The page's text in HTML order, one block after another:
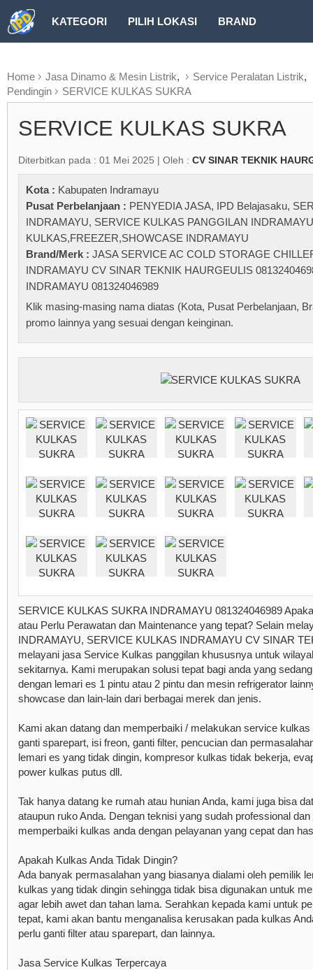
KATEGORI PILIH LOKASI BRAND
Home
Jasa Dinamo & Mesin Listrik, Service Peralatan Listrik,
Pendingin
SERVICE KULKAS SUKRA
SERVICE KULKAS SUKRA
Diterbitkan pada : 01 Mei 2025 | Oleh : CV SINAR TEKNIK
Kota : Kabupaten Indramayu
Pusat Perbelanjaan : PENYEDIA JASA, IPD Belajasaku,
INDRAMAYU, SERVICE KULKAS PANGGILAN INDRAMAYU
KULKAS,FREEZER,SHOWCASE INDRAMAYU
Brand/Merk : JASA SERVICE AC COLD STORAGE
INDRAMAYU CV SINAR TEKNIK HAURGEULIS
INDRAMAYU 081324046989
Klik masing-masing nama diatas (Kota, Pusat Perbelanjaan,
promo lainnya yang sesuai dengan keinginan.
SERVICE KULKAS SUKRA INDRAMAYU 081324046989
atau Perlu Perawatan dan Maintenance yang tepat? Selain
INDRAMAYU, SERVICE KULKAS INDRAMAYU CV SINAR
melayani jasa Service Kulkas panggilan khususnya untuk
sekitarnya. Kami merupakan solusi tepat bagi anda yang
dengan lemari es 1 pintu atau 2 pintu dan mesin refrigerator
showcase dan lain-lain dari berbagai merek dan jenis.
Kami akan datang dan memperbaiki / melakukan service
ganti sparepart, isi freon, ganti filter, pencucian dan
lemari es yang tidak dingin, kompresor kulkas tidak bekerja,
power kulkas putus dll.
Tak hanya datang ke rumah atau hunian Anda, kami juga bisa
ataupun ruko Anda. Dengan teknisi yang sudah professional
memperbaiki kulkas anda dengan pelayanan yang cepat dan
Apakah Kulkas Anda Tidak Dingin?
Ada banyak permasalahan yang biasanya dialami oleh pemilik
kulkas yang tidak dingin sehingga tidak bisa digunakan untuk
agar lebih awet dan tahan lama. Serahkan kepada kami untuk
tepat, kami akan bantu menganalisa kerusakan pada kulkas
perlu ganti filter atau sparepart, dan lainnya.
Jasa Service Kulkas Terpercaya